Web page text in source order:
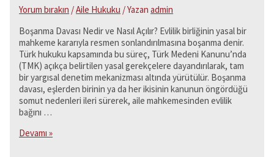
Yorum bırakın /Aile Hukuku / Yazan admin
Boşanma Davası Nedir ve Nasıl Açılır? Evlilik birliğinin yasal bir
mahkeme kararıyla resmen sonlandırılmasına boşanma denir.
Türk hukuku kapsamında bu süreç, Türk Medeni Kanunu’nda
(TMK) açıkça belirtilen yasal gerekçelere dayandırılarak, tam
bir yargısal denetim mekanizması altında yürütülür. Boşanma
davası, eşlerden birinin ya da her ikisinin kanunun öngördüğü
somut nedenleri ileri sürerek, aile mahkemesinden evlilik
bağını …
Boşanma
Devamı »